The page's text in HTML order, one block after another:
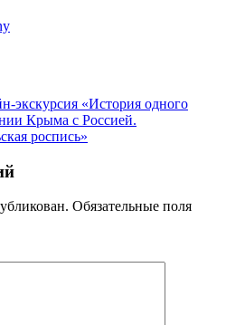
экскурсия «История одного
Крыма с Россией.
роспись»
Обязательные поля